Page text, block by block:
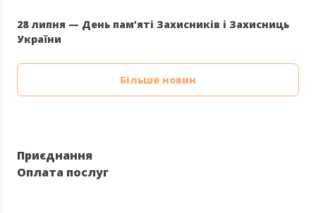
28 липня — День пам’яті Захисників і Захисниць
України
Більше новин
Приєднання
Оплата послуг